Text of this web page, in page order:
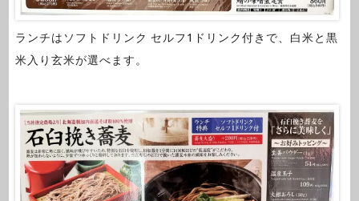
ランチはソフトドリンク セルフ1ドリンク付きで、白米と黒
米入り玄米が選べます。